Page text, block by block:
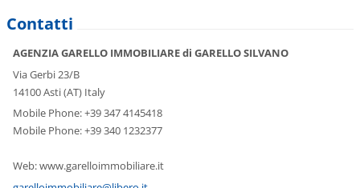
Contatti
AGENZIA GARELLO IMMOBILIARE di GARELLO SILVANO
Via Gerbi 23/B
14100 Asti (AT) Italy
Mobile Phone: +39 347 4145418
Mobile Phone: +39 340 1232377
Web: www.garelloimmobiliare.it